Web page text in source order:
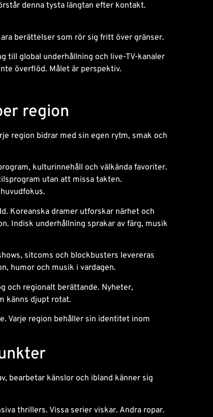
denna tysta längtan efter kontakt.
berättelser som rör sig fritt över gränser.
till global underhållning och live-TV-kanaler
överflöd. Målet är perspektiv.
region
region bidrar med sin egen rytm, smak och
kulturinnehåll och välkända favoriter.
utan att missa takten.
Koreanska dramer utforskar närhet och
Indisk underhållning sprakar av färg, musik
sitcoms och blockbusters levereras
humor och musik i vardagen.
och regionalt berättande. Nyheter,
känns djupt rotat.
Varje region behåller sin identitet inom
bearbetar känslor och ibland känner sig
thrillers. Vissa serier viskar. Andra ropar.